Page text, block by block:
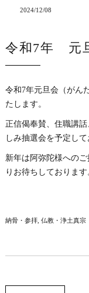
2024/12/08
令和7年 元
令和7年元旦会（がん
たします。
正信偈奉賛、住職講
しみ抽選会を予定して
新年は阿弥陀様への
りお待ちしております
納骨・参拝 仏教・浄土真宗